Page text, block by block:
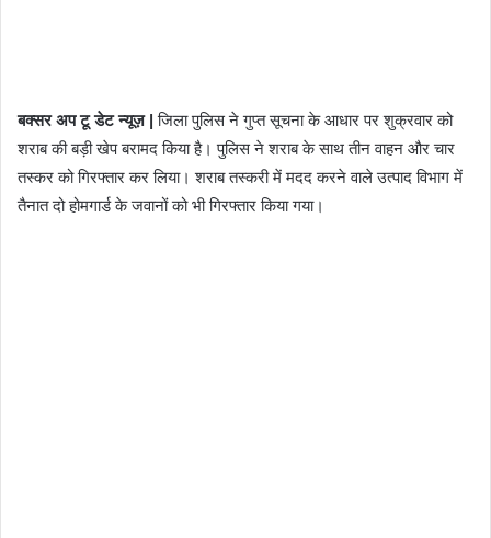
बक्सर अप टू डेट न्यूज़ | जिला पुलिस ने गुप्त सूचना के आधार पर शुक्रवार को
शराब की बड़ी खेप बरामद किया है। पुलिस ने शराब के साथ तीन वाहन और चार
तस्कर को गिरफ्तार कर लिया। शराब तस्करी में मदद करने वाले उत्पाद विभाग में
तैनात दो होमगार्ड के जवानों को भी गिरफ्तार किया गया।